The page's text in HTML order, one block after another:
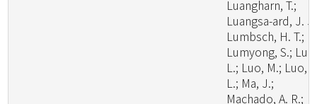
Luangharn, T.;
Luangsa-ard, J.
Lumbsch, H. T.;
Lumyong, S.;
L.; Luo, M.; Luo,
L.; Ma, J.;
Machado, A. R.;